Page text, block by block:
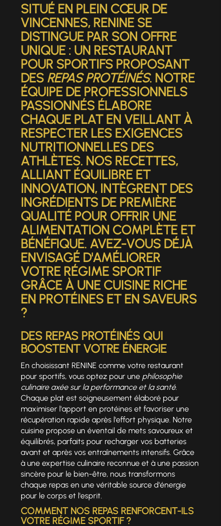
SITUÉ EN PLEIN CŒUR DE
VINCENNES, RENINE SE
DISTINGUE PAR SON OFFRE
UNIQUE : UN RESTAURANT
POUR SPORTIFS PROPOSANT
DES REPAS PROTÉINÉS. NOTRE
ÉQUIPE DE PROFESSIONNELS
PASSIONNÉS ÉLABORE
CHAQUE PLAT EN VEILLANT À
RESPECTER LES EXIGENCES
NUTRITIONNELLES DES
ATHLÈTES. NOS RECETTES,
ALLIANT ÉQUILIBRE ET
INNOVATION, INTÈGRENT DES
INGRÉDIENTS DE PREMIÈRE
QUALITÉ POUR OFFRIR UNE
ALIMENTATION COMPLÈTE ET
BÉNÉFIQUE. AVEZ-VOUS DÉJÀ
ENVISAGÉ D'AMÉLIORER
VOTRE RÉGIME SPORTIF
GRÂCE À UNE CUISINE RICHE
EN PROTÉINES ET EN SAVEURS
?
DES REPAS PROTÉINÉS QUI
BOOSTENT VOTRE ÉNERGIE
En choisissant RENINE comme votre restaurant
pour sportifs, vous optez pour une philosophie
culinaire axée sur la performance et la santé.
Chaque plat est soigneusement élaboré pour
maximiser l'apport en protéines et favoriser une
récupération rapide après l'effort physique. Notre
cuisine propose un éventail de mets savoureux et
équilibrés, parfaits pour recharger vos batteries
avant et après vos entraînements intensifs. Grâce
à une expertise culinaire reconnue et à une passion
sincère pour le bien-être, nous transformons
chaque repas en une véritable source d'énergie
pour le corps et l'esprit.
COMMENT NOS REPAS RENFORCENT-ILS
VOTRE RÉGIME SPORTIF ?